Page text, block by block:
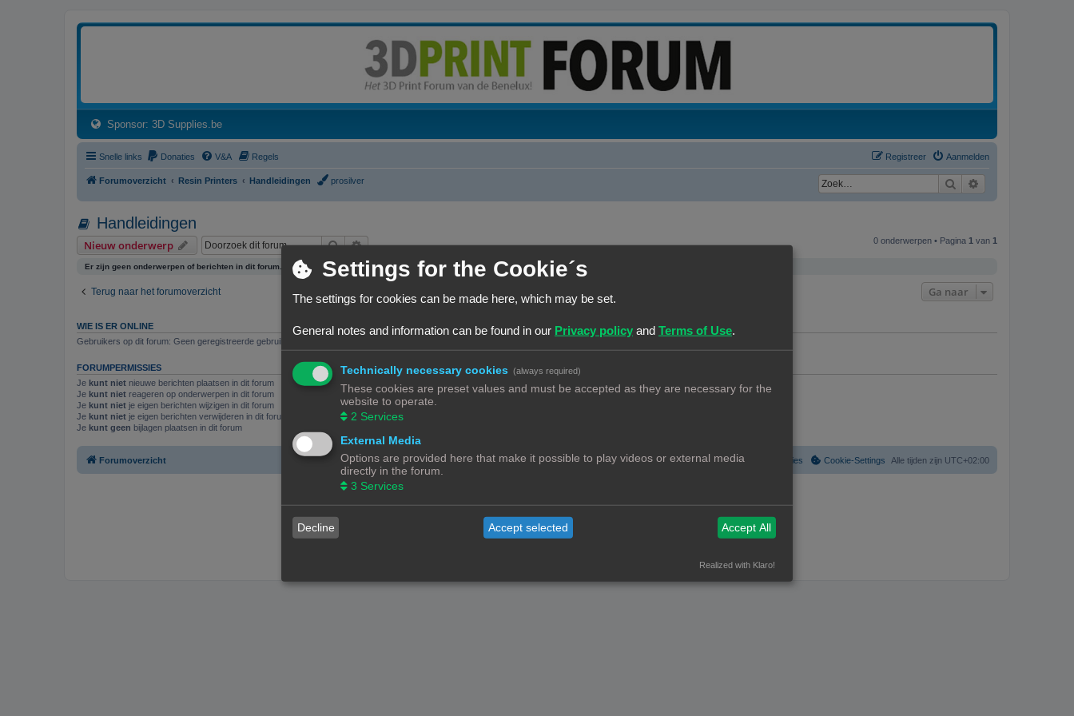
Sponsor: 3D Supplies.be(Opens a new tab)
Snelle links Donaties V&A Regels Aanmelden
Registreer
Forumoverzicht Resin Printers Handleidingen prosilver Zoek
Handleidingen
Nieuw onderwerp ZoekUitgebreid zoeken 0 onderwerpen • Pagina 1 van 1
Er zijn geen onderwerpen of berichten in dit forum.
Terug naar het forumoverzicht Ga naar
WIE IS ER ONLINE
Gebruikers op dit forum: Geen geregistreerde gebruikers en 1 gast
FORUMPERMISSIES
Je kunt niet nieuwe berichten plaatsen in dit forum
Je kunt niet reageren op onderwerpen in dit forum
Je kunt niet je eigen berichten wijzigen in dit forum
Je kunt niet je eigen berichten verwijderen in dit forum
Je kunt geen bijlagen plaatsen in dit forum
Forumoverzicht Alle tijden zijn UTC+02:00
Cookie-Settings
Verwijder cookies
Leden
Het team
Contact
phpBB® Forum Software © phpBB Limited
Nederlandse vertaling doorphpBB.nl
Settings for the Cookie´s
The settings for cookies can be made here, which may be set.
General notes and information can be found in our Privacy policy and Terms of Use.
Technically necessary cookies (always required)
These cookies are preset values and must be accepted as they are necessary for the
website to operate.
2 Services
External Media
Options are provided here that make it possible to play videos or external media
directly in the forum.
3 Services
Decline Accept selected Accept All
Realized with Klaro!